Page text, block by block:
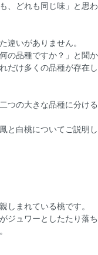
、どれも同じ味」と思わ
違いがありません。
の品種ですか？」と聞か
だけ多くの品種が存在し
つの大きな品種に分ける
と白桃についてご説明し
しまれている桃です。
ジュワーとしたたり落ち